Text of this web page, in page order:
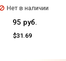
Нет в наличии
95 руб.
$31.69